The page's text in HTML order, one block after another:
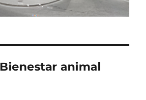
Bienestar animal